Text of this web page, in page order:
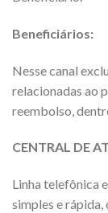
Beneficiários:
Nesse canal
relacionadas ao
reembolso,
CENTRAL DE
Linha telefônica
simples e rápida,